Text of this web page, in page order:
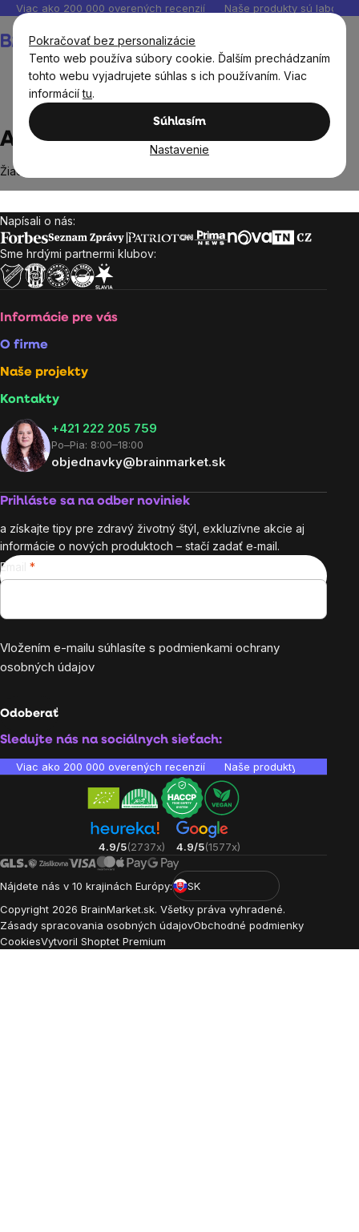
Pokračovať bez personalizácie
Tento web používa súbory cookie. Ďalším prechádzaním
tohto webu vyjadrujete súhlas s ich používaním. Viac
informáciítu.
Súhlasím
Nastavenie
Prejsť
obsah
Viac ako 200 000 overených recenzií Naše produkty sú
košík
Absolute Aromas
Absolute Aromas
Žiadne produkty značky
Zápätie
Napísali o nás:
Sme hrdými partnermi klubov:
Informácie pre vás
O firme
Naše projekty
Kontakty
+421 222 205 759
Po–Pia: 8:00–18:00
objednavky@brainmarket.sk
Prihláste sa na odber noviniek
a získajte tipy pre zdravý životný štýl, exkluzívne akcie aj
informácie o nových produktoch – stačí zadať e‑mail.
Email
Vložením e-mailu súhlasíte s podmienkami ochrany
osobných údajov
Odoberať
Sledujte nás na sociálnych sieťach:
Viac ako 200 000 overených recenzií Naše produkty sú
4.9/5(2737x) 4.9/5(1577x)
Nájdete nás v 10 krajinách Európy:
SK
Copyright 2026 BrainMarket.sk. Všetky práva vyhradené.
Zásady spracovania osobných údajovObchodné podmienky
CookiesVytvoril Shoptet Premium